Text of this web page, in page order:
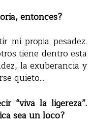
entonces?
mi propia pesadez.
tiene dentro esta
la exuberancia y
quieto...
“viva la ligereza”.
sea un loco?